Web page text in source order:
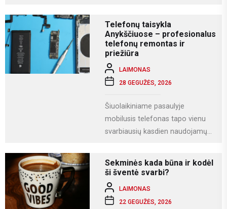
Telefonų taisykla
Anykščiuose – profesionalus
telefonų remontas ir
priežiūra
LAIMONAS
28 GEGUŽĖS, 2026
Šiuolaikiniame pasaulyje
mobilusis telefonas tapo vienu
svarbiausių kasdien naudojamų
naudojamės socialiniais...
Sekminės kada būna ir kodėl
ši šventė svarbi?
LAIMONAS
22 GEGUŽĖS, 2026